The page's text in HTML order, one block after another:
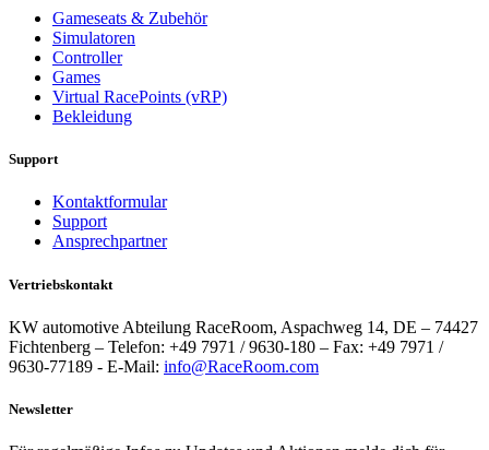
Gameseats & Zubehör
Simulatoren
Controller
Games
Virtual RacePoints (vRP)
Bekleidung
Support
Kontaktformular
Support
Ansprechpartner
Vertriebskontakt
KW automotive Abteilung RaceRoom, Aspachweg 14, DE – 74427
Fichtenberg – Telefon: +49 7971 / 9630-180 – Fax: +49 7971 /
9630-77189 - E-Mail: info@RaceRoom.com
Newsletter